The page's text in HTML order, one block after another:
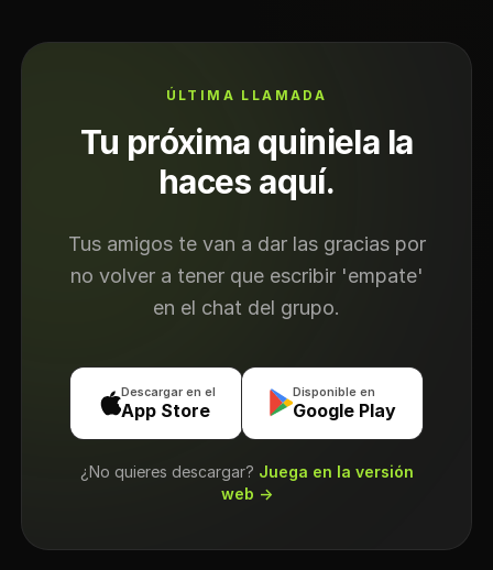
ÚLTIMA LLAMADA
Tu próxima quiniela la
haces aquí.
Tus amigos te van a dar las gracias por
no volver a tener que escribir 'empate'
en el chat del grupo.
Descargar en el
App Store
Disponible en
Google Play
¿No quieres descargar? Juega en la versión
web →